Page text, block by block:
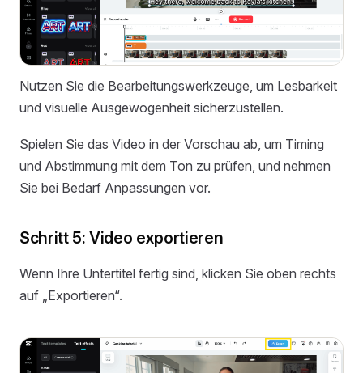
Nutzen Sie die Bearbeitungswerkzeuge, um Lesbarkeit
und visuelle Ausgewogenheit sicherzustellen.
Spielen Sie das Video in der Vorschau ab, um Timing
und Abstimmung mit dem Ton zu prüfen, und nehmen
Sie bei Bedarf Anpassungen vor.
Schritt 5: Video exportieren
Wenn Ihre Untertitel fertig sind, klicken Sie oben rechts
auf „Exportieren“.